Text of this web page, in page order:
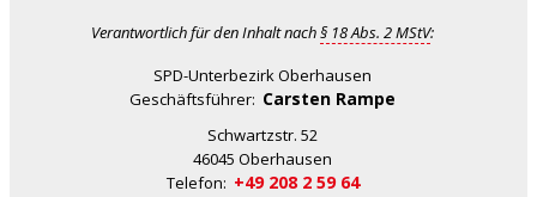
Verantwortlich für den Inhalt nach§ 18 Abs. 2 MStV:
SPD-Unterbezirk Oberhausen
Geschäftsführer: Carsten Rampe
Schwartzstr. 52
46045 Oberhausen
Telefon: +49 208 2 59 64